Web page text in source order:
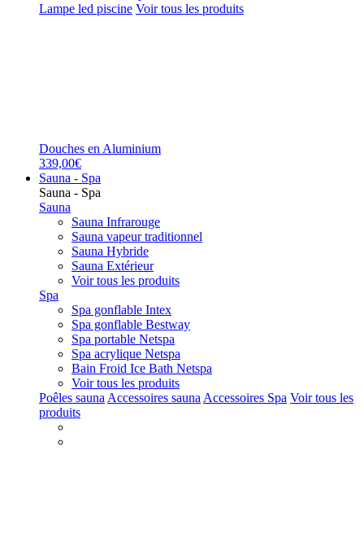
Lampe led piscine Voir tous les produits
Douches en Aluminium
339,00€
Sauna - Spa
Sauna - Spa
Sauna
Sauna Infrarouge
Sauna vapeur traditionnel
Sauna Hybride
Sauna Extérieur
Voir tous les produits
Spa
Spa gonflable Intex
Spa gonflable Bestway
Spa portable Netspa
Spa acrylique Netspa
Bain Froid Ice Bath Netspa
Voir tous les produits
Poêles sauna Accessoires sauna Accessoires Spa Voir tous les
produits